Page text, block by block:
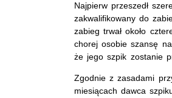
Najpierw przeszedł
zakwalifikowany do
zabieg trwał około
chorej osobie szansę
że jego szpik zostanie
Zgodnie z zasadami
miesiącach dawca